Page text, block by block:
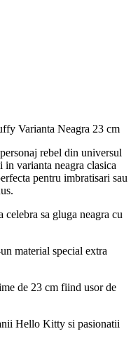
Varianta Neagra 23 cm
rebel din universul
varianta neagra clasica
pentru imbratisari sau
celebra sa gluga neagra cu
material special extra
de 23 cm fiind usor de
Hello Kitty si pasionatii